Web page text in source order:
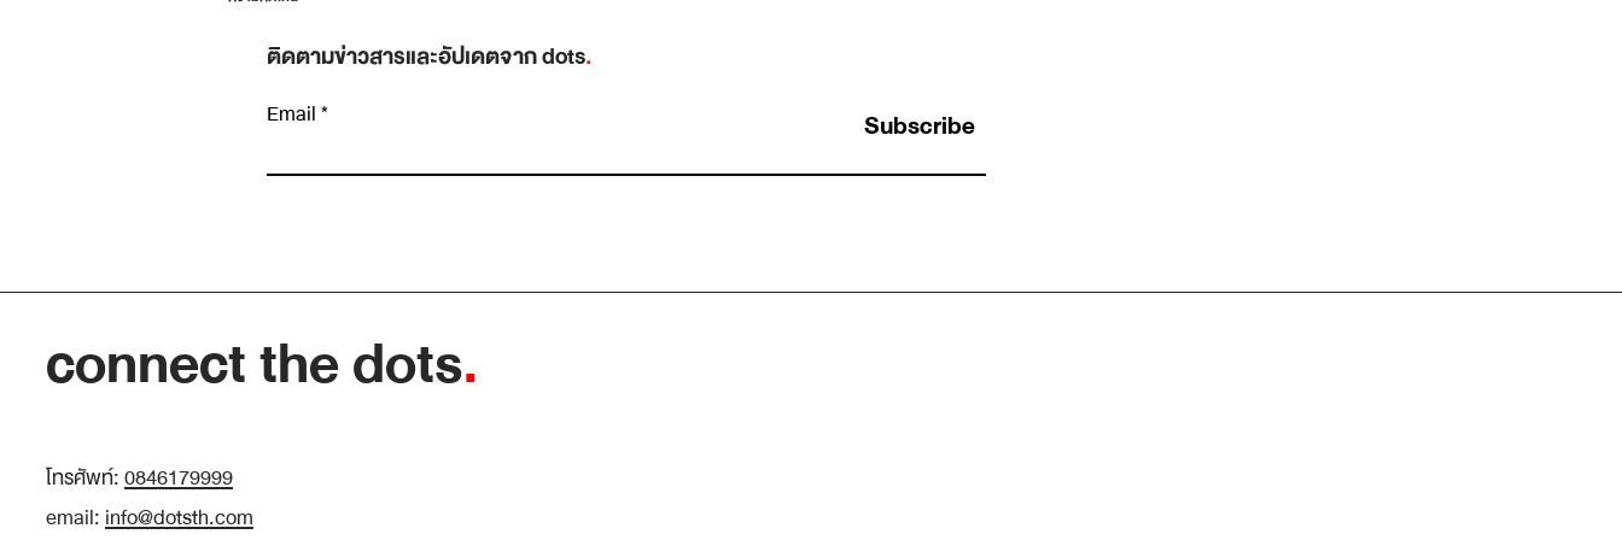
เขียนความคิดเห็น…
ติดตามข่าวสารและอัปเดตจาก dots.
Email Subscribe
connect the dots.
โทรศัพท์:0846179999
email:info@dotsth.com